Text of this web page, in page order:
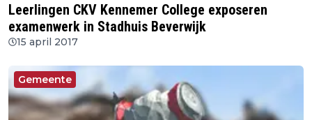
Leerlingen CKV Kennemer College exposeren
examenwerk in Stadhuis Beverwijk
15 april 2017
Gemeente